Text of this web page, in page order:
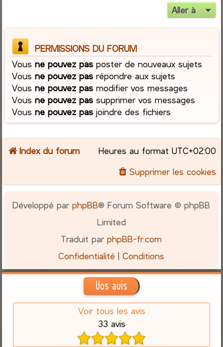
Aller à
PERMISSIONS DU FORUM
Vousne pouvez pas poster de nouveaux sujets
Vousne pouvez pas répondre aux sujets
Vousne pouvez pas modifier vos messages
Vousne pouvez pas supprimer vos messages
Vousne pouvez pas joindre des fichiers
Index du forum Heures au format UTC+02:00
Supprimer les cookies
Développé parphpBB® Forum Software © phpBB
Limited
Traduit parphpBB-fr.com
Confidentialité |Conditions
Vos avis
Voir tous les avis
33 avis